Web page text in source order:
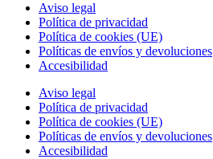
Aviso legal
Política de privacidad
Política de cookies (UE)
Políticas de envíos y devoluciones
Accesibilidad
Aviso legal
Política de privacidad
Política de cookies (UE)
Políticas de envíos y devoluciones
Accesibilidad